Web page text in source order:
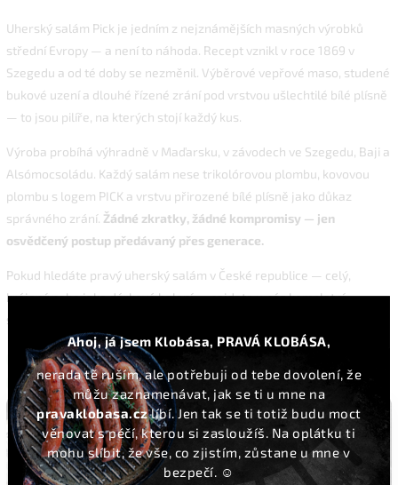
Ahoj, já jsem Klobása, PRAVÁ KLOBÁSA,
nerada tě ruším, ale potřebuji od tebe dovolení, že
můžu zaznamenávat, jak se ti u mne na
pravaklobasa.czlíbí. Jen tak se ti totiž budu moct
věnovat s péčí, kterou si zasloužíš. Na oplátku ti
mohu slíbit, že vše, co zjistím, zůstane u mne v
bezpečí. ☺️
Uherský salám Pick je jedním z nejznámějších masných výrobků
střední Evropy — a není to náhoda. Recept vznikl v roce 1869 v
Szegedu a od té doby se nezměnil. Výběrové vepřové maso, studené
bukové uzení a dlouhé řízené zrání pod vrstvou ušlechtilé bílé plísně
— to jsou pilíře, na kterých stojí každý kus.
Výroba probíhá výhradně v Maďarsku, v závodech ve Szegedu, Baji a
Alsómocsoládu. Každý salám nese trikolórovou plombu, kovovou
plombu s logem PICK a vrstvu přirozené bílé plísně jako důkaz
správného zrání. Žádné zkratky, žádné kompromisy — jen
osvědčený postup předávaný přes generace.
Pokud hledáte pravý uherský salám v České republice — celý,
krájený nebo jako dárkové balení — najdete u nás kompletní
sortiment značky Pick i dalších maďarských specialit.
🇭🇺 Původ Maďarsko
✓ Recept od roku 1869
✓ Bukové uzení
✓ Ušlechtilá bílá plíseň